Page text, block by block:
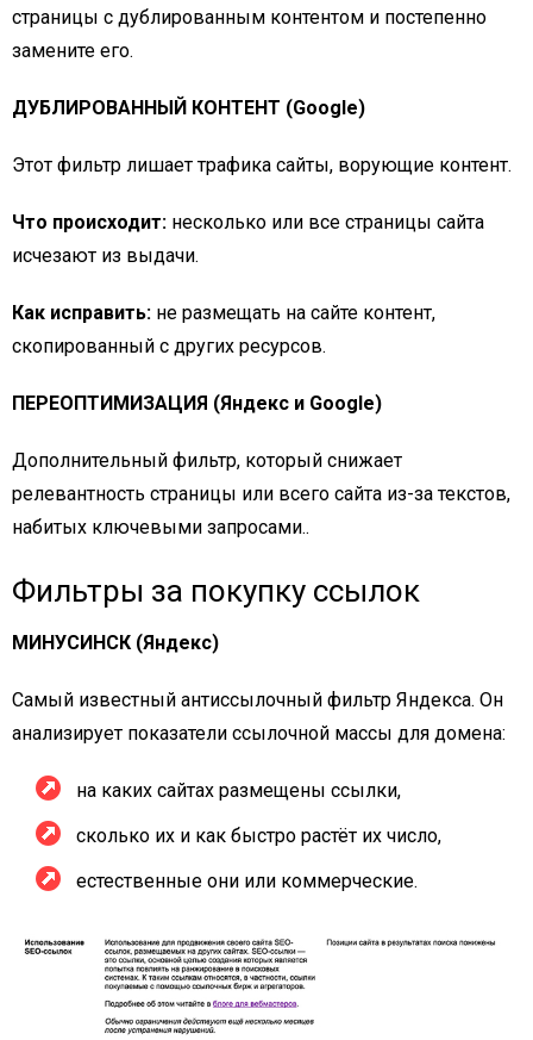
страницы с дублированным контентом и постепенно
замените его.
ДУБЛИРОВАННЫЙ КОНТЕНТ (Google)
Этот фильтр лишает трафика сайты, ворующие контент.
Что происходит: несколько или все страницы сайта
исчезают из выдачи.
Как исправить: не размещать на сайте контент,
скопированный с других ресурсов.
ПЕРЕОПТИМИЗАЦИЯ (Яндекс и Google)
Дополнительный фильтр, который снижает
релевантность страницы или всего сайта из-за текстов,
набитых ключевыми запросами..
Фильтры за покупку ссылок
МИНУСИНСК (Яндекс)
Самый известный антиссылочный фильтр Яндекса. Он
анализирует показатели ссылочной массы для домена:
на каких сайтах размещены ссылки,
сколько их и как быстро растёт их число,
естественные они или коммерческие.